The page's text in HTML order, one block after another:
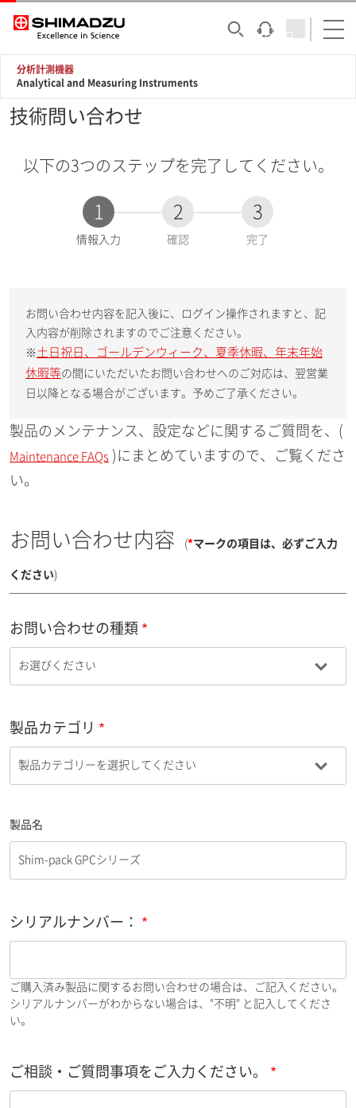
分析計測機器
Analytical and Measuring Instruments
技術問い合わせ
以下の3つのステップを完了してください。
1
現
情報入力
2
確認
3
完了
お問い合わせ内容を記入後に、ログイン操作されますと、記
入内容が削除されますのでご注意ください。
※ 土日祝日、ゴールデンウィーク、夏季休暇、年末年始
休暇等の間にいただいたお問い合わせへのご対応は、翌営業
日以降となる場合がございます。予めご了承ください。
製品のメンテナンス、設定などに関するご質問を、(
Maintenance FAQs )にまとめていますので、ご覧くださ
い。
お問い合わせ内容 (*マークの項目は、必ずご入力
ください)
お問い合わせの種類
製品カテゴリ
製品名
シリアルナンバー：
ご購入済み製品に関するお問い合わせの場合は、ご記入ください。
シリアルナンバーがわからない場合は、"不明" と記入してくださ
い。
ご相談・ご質問事項をご入力ください。